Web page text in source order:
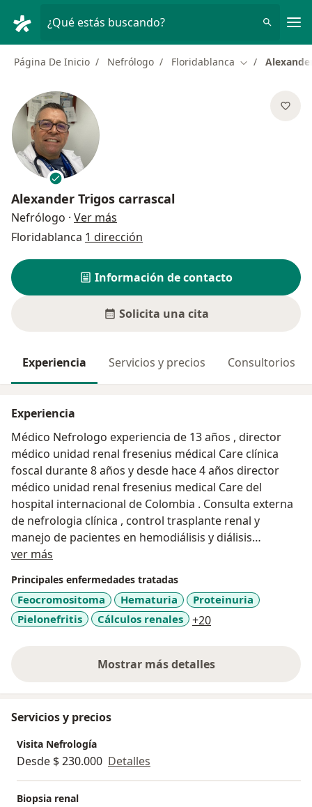
¿Qué estás buscando?
Página De Inicio Nefrólogo Floridablanca Cambiar de
Alexander Trigos carrascal
Nefrólogo · Ver más
Floridablanca 1 dirección
Información de contacto
Solicita una cita
Experiencia Servicios y precios Consultorios
Experiencia
Médico Nefrologo experiencia de 13 años , director
médico unidad renal fresenius médical Care clínica
foscal durante 8 años y desde hace 4 años director
médico unidad renal fresenius medical Care del
hospital internacional de Colombia . Consulta externa
de nefrologia clínica , control trasplante renal y
manejo de pacientes en hemodiálisis y diálisis
peritoneal
ver más
Principales enfermedades tratadas
Feocromositoma Hematuria
Proteinuria
Pielonefritis
Cálculos renales +20
Mostrar más detalles
sobre la experiencia
Servicios y precios
Visita Nefrología
Desde $ 230.000 Detalles
Biopsia renal